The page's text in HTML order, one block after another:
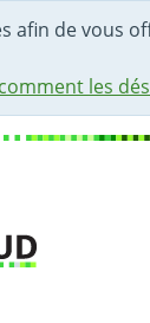
afin de vous
les
LA PAGE